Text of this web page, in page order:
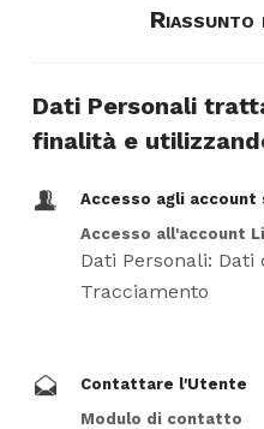
Dati Personali
finalità e
Accesso agli
Accesso all'account
Dati Personali:
Tracciamento
Contattare l'Utente
Modulo di contatto